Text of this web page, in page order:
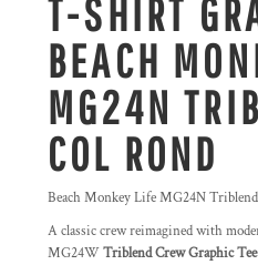
T-SHIRT
BEACH
MG24N
COL ROND
Beach Monkey Life MG24N
A classic crew reimagined with
MG24WTriblend Crew Graphic Tee